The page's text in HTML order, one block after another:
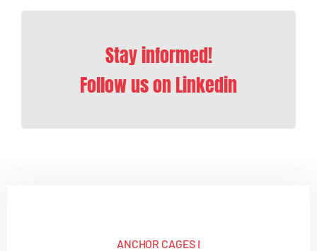
Stay informed!
Follow us on Linkedin
ANCHOR CAGES I